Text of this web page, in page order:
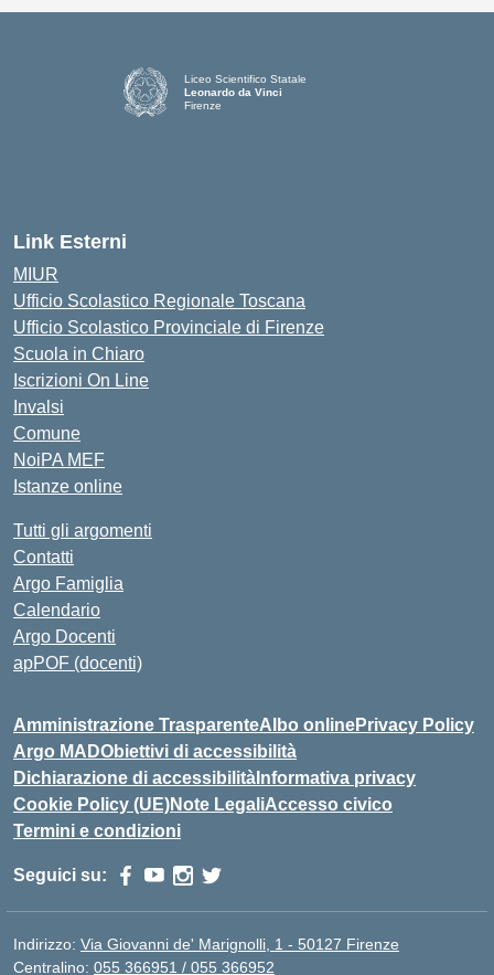
Liceo Scientifico Statale
Leonardo da Vinci
Firenze
Link Esterni
MIUR
Ufficio Scolastico Regionale Toscana
Ufficio Scolastico Provinciale di Firenze
Scuola in Chiaro
Iscrizioni On Line
Invalsi
Comune
NoiPA MEF
Istanze online
Tutti gli argomenti
Contatti
Argo Famiglia
Calendario
Argo Docenti
apPOF (docenti)
Amministrazione TrasparenteAlbo onlinePrivacy Policy
Argo MADObiettivi di accessibilità
Dichiarazione di accessibilità Informativa privacy
Cookie Policy (UE)Note LegaliAccesso civico
Termini e condizioni
Seguici su:
Indirizzo: Via Giovanni de' Marignolli, 1 - 50127 Firenze
Centralino: 055 366951 / 055 366952